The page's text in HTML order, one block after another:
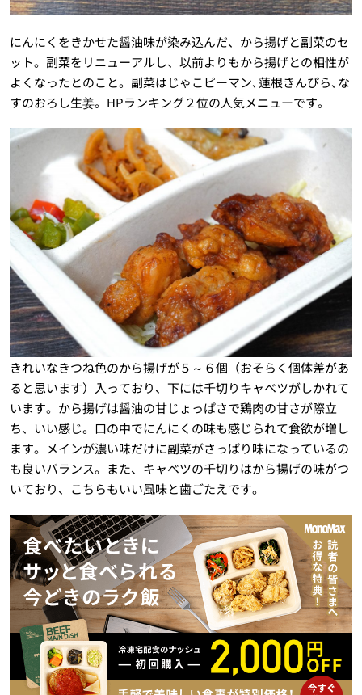
にんにくをきかせた醤油味が染み込んだ、から揚げと副菜のセ
ット。副菜をリニューアルし、以前よりもから揚げとの相性が
よくなったとのこと。副菜はじゃこピーマン､蓮根きんぴら､な
すのおろし生姜。HPランキング２位の人気メニューです。
きれいなきつね色のから揚げが５～６個（おそらく個体差があ
ると思います）入っており、下には千切りキャベツがしかれて
います。から揚げは醤油の甘じょっぱさで鶏肉の甘さが際立
ち、いい感じ。口の中でにんにくの味も感じられて食欲が増し
ます。メインが濃い味だけに副菜がさっぱり味になっているの
も良いバランス。また、キャベツの千切りはから揚げの味がつ
いており、こちらもいい風味と歯ごたえです。